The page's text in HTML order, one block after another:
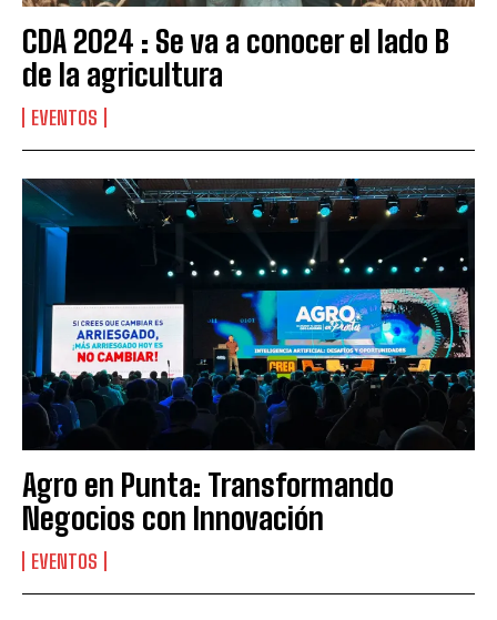
Suscribite al Newsletter
CDA 2024 : Se va a conocer el lado B
de la agricultura
EVENTOS
Agro en Punta: Transformando
Negocios con Innovación
EVENTOS